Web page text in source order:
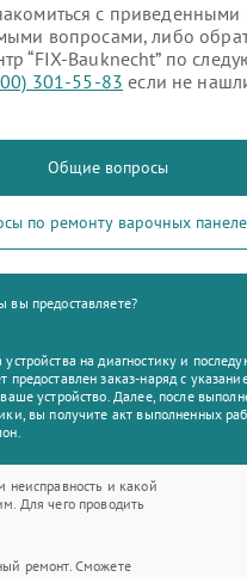
с
вопросами, либо
“FIX-Bauknecht” по
301-55-83 если не
Общие вопросы
по ремонту варочных
вы предоставляете?
на диагностику и
предоставлен заказ-наряд с
устройство. Далее, после
вы получите акт выполненных
и какой
Для чего проводить
ремонт. Сможете